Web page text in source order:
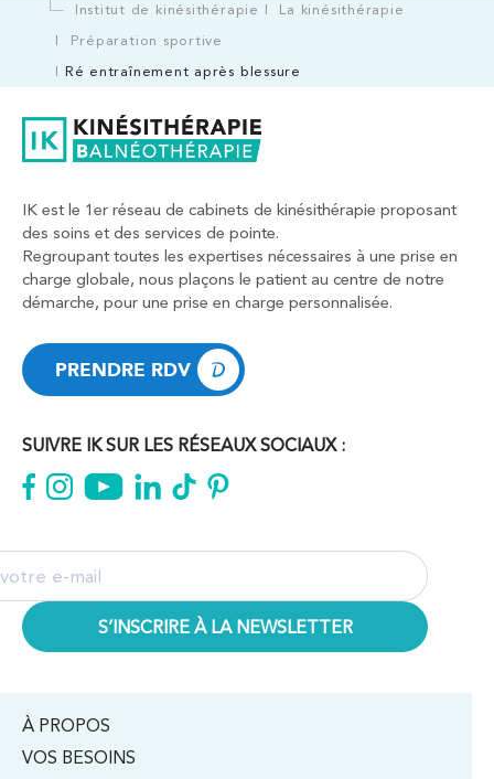
Institut de kinésithérapie
La kinésithérapie
Préparation sportive
Ré entraînement après blessure
IK est le 1er réseau de cabinets de kinésithérapie proposant
des soins et des services de pointe.
Regroupant toutes les expertises nécessaires à une prise en
charge globale, nous plaçons le patient au centre de notre
démarche, pour une prise en charge personnalisée.
PRENDRE RDV
SUIVRE IK SUR LES RÉSEAUX SOCIAUX :
À PROPOS
VOS BESOINS